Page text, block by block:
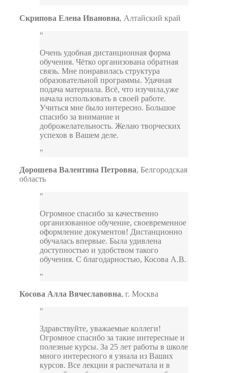
Скрипова Елена Ивановна, Алтайский край
Очень удобная дистанционная форма
обучения. Чётко организована обратная
связь. Мне понравилась структура
образовательной программы. Удачная
подача материала. Всё, что изучила,уже
начала использовать в своей работе.
Учиться мне было интересно. Большое
спасибо за внимание и
доброжелательность. Желаю творческих
успехов в Вашем деле.
Дорошева Валентина Петровна, Белгородская
область
Огромное спасибо за качественно
организованное обучение, своевременное
оформление документов! Дистанционно
обучалась впервые. Была удивлена
доступностью и удобством такого
обучения. С благодарностью, Косова А.В.
Косова Алла Вячеславовна, г. Москва
Здравствуйте, уважаемые коллеги!
Огромное спасибо за такие интересные и
полезные курсы. За 25 лет работы в школе
много интересного я узнала из Ваших
курсов. Все лекции я распечатала и в